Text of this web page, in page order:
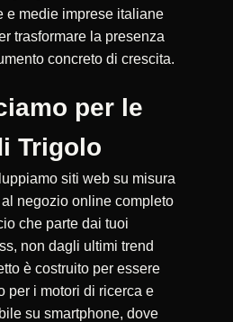
e medie imprese italiane
trasformare la presenza
concreto di crescita.
per le
Trigolo
siti web su misura
negozio online completo
che parte dai tuoi
non dagli ultimi trend
è costruito per essere
per i motori di ricerca e
su smartphone, dove